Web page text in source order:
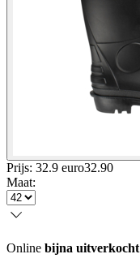
Prijs: 32.9 euro32.90
Maat:
Online bijna uitverkocht